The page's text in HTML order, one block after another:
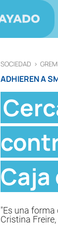
SOCIEDAD >
ADHIEREN A
Caja
"Es una
Cristina